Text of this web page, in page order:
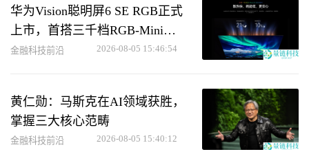
华为Vision聪明屏6 SE RGB正式
上市，首搭三千档RGB-Mini
LED技术
金融科技前沿 2026-08-05 15:46:54
黄仁勋：马斯克在AI领域获胜，
掌握三大核心范畴
金融科技前沿 2026-08-05 15:40:12